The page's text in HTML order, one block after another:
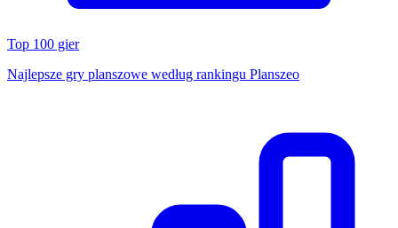
Top 100 gier
Najlepsze gry planszowe według rankingu Planszeo